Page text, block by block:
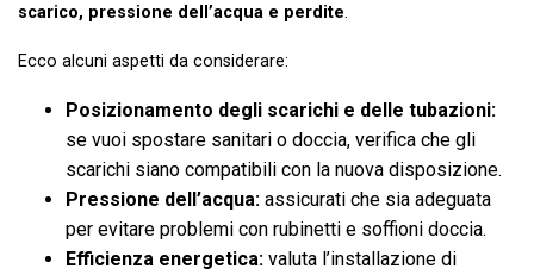
scarico, pressione dell’acqua e perdite.
Ecco alcuni aspetti da considerare:
Posizionamento degli scarichi e delle tubazioni:
se vuoi spostare sanitari o doccia, verifica che gli
scarichi siano compatibili con la nuova disposizione.
Pressione dell’acqua: assicurati che sia adeguata
per evitare problemi con rubinetti e soffioni doccia.
Efficienza energetica: valuta l’installazione di